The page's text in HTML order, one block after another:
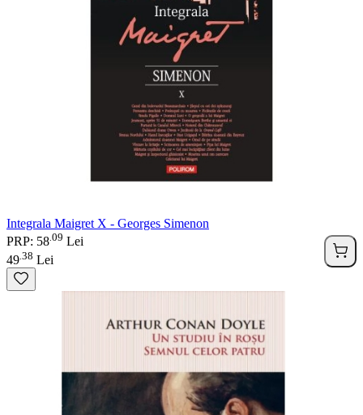
Integrala Maigret X - Georges Simenon
PRP: 58 09 Lei
49 38 Lei